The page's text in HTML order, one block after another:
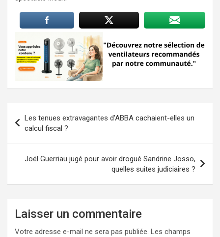
de
l’article
Les tenues extravagantes d’ABBA cachaient-elles un
calcul fiscal ?
Joël Guerriau jugé pour avoir drogué Sandrine Josso,
quelles suites judiciaires ?
Laisser un commentaire
Votre adresse e-mail ne sera pas publiée. Les champs